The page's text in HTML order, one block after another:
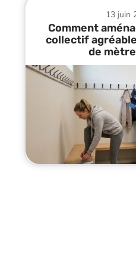
13 juin
Comment
collectif
de